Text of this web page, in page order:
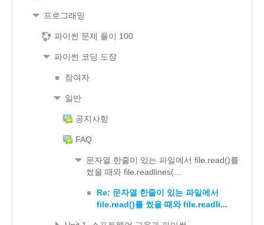
프로그래밍
파이썬 문제 풀이 100
파이썬 코딩 도장
참여자
일반
공지사항
FAQ
문자열 한줄이 있는 파일에서 file.read()를
썼을 때와 file.readlines(...
Re: 문자열 한줄이 있는 파일에서
file.read()를 썼을 때와 file.readli...